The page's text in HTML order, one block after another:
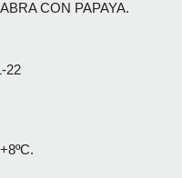
CON PAPAYA.
22